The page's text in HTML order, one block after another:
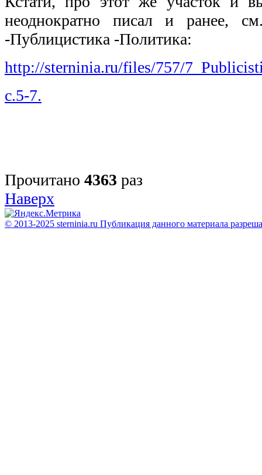
неоднократно писал и ранее,
-Публицистика -Политика:
http://sterninia.ru/files/757/
с.5-7.
Прочитано 4363 раз
Наверх
© 2013-2025 sterninia.ru Публикация данного материала